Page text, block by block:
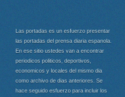
Las portadas es un esfuerzo presentar
las portadas del prensa diaria espanola.
En ese sitio ustedes van a encontrar
periodicos politicos, deportivos,
economicos y locales del mismo dia
como archivo de dias anteriores. Se
hace seguido esfuerzo para incluir los